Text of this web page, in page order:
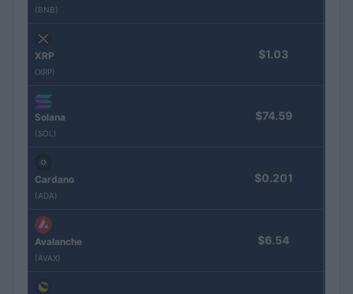
(BNB)
XRP
(XRP)
$1.03
Solana
(SOL)
$74.59
Cardano
(ADA)
$0.201
Avalanche
(AVAX)
$6.54